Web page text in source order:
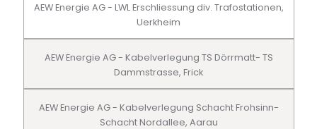
AEW Energie AG - LWL Erschliessung div. Trafostationen,
Uerkheim
AEW Energie AG - Kabelverlegung TS Dörrmatt- TS
Dammstrasse, Frick
AEW Energie AG - Kabelverlegung Schacht Frohsinn-
Schacht Nordallee, Aarau